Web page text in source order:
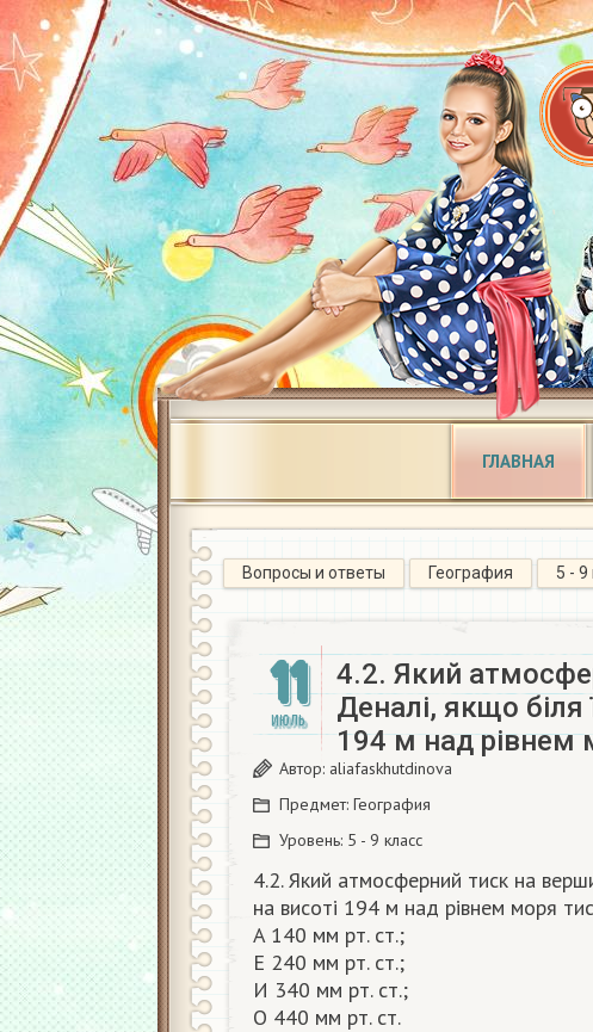
ГЛАВНАЯ
Вопросы и ответы География 5 - 9
11
ИЮЛЬ
4.2. Який
Деналі, якщо біля
194 м над рівнем
Автор: aliafaskhutdinova
Предмет: География
Уровень: 5 - 9 класс
4.2. Який атмосферний тиск на
на висоті 194 м над рівнем моря
A 140 мм рт. ст.;
E 240 мм рт. ст.;
И 340 мм рт. ст.;
О 440 мм рт. ст.​